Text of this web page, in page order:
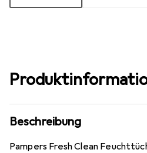
Beschreibung
Pampers Fresh Clean